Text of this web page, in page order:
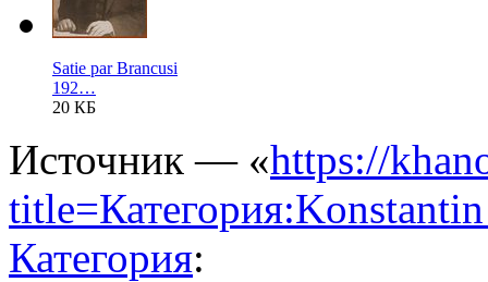
Satie par Brancusi
192…
20 КБ
Источник — «https://
Категория: